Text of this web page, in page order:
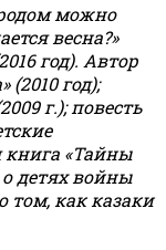
можно
весна?»
год). Автор
(2010 год);
г.); повесть
книга «Тайны
о детях войны
том, как казаки